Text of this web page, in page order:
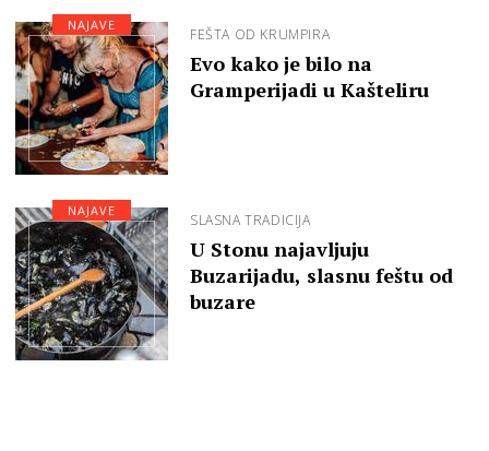
FEŠTA OD KRUMPIRA
Evo kako je bilo na
Gramperijadi u Kašteliru
NAJAVE
SLASNA TRADICIJA
U Stonu najavljuju
Buzarijadu, slasnu feštu od
buzare
NAJAVE